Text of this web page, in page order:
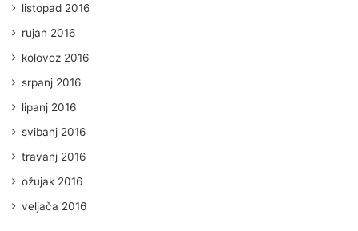
listopad 2016
rujan 2016
kolovoz 2016
srpanj 2016
lipanj 2016
svibanj 2016
travanj 2016
ožujak 2016
veljača 2016